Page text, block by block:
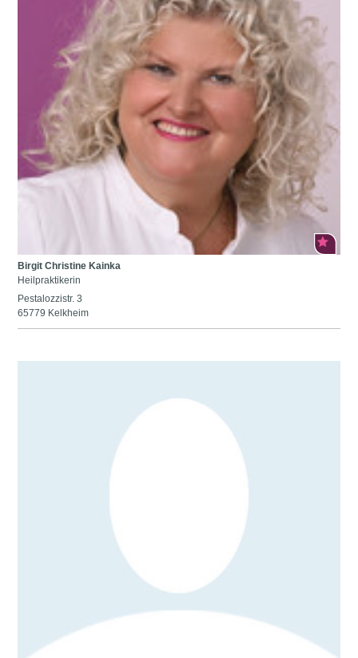
Birgit Christine Kainka
Heilpraktikerin
Pestalozzistr. 3
65779 Kelkheim